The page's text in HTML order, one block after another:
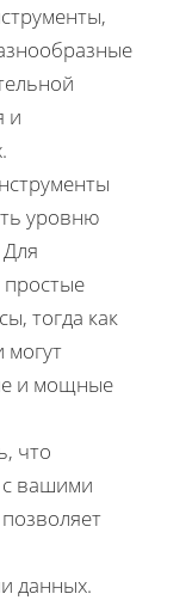
и
уровню
тогда как
могут
и мощные
что
с вашими
данных.